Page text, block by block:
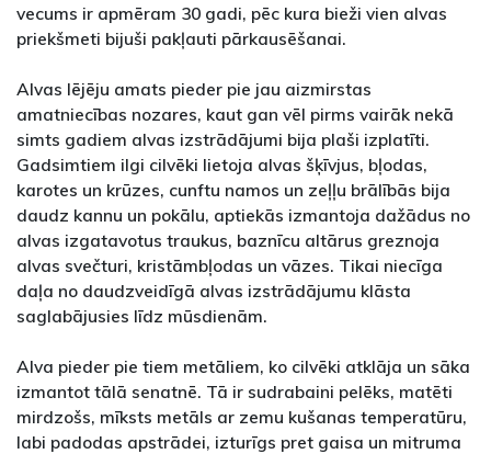
vecums ir apmēram 30 gadi, pēc kura bieži vien alvas
priekšmeti bijuši pakļauti pārkausēšanai.
Alvas lējēju amats pieder pie jau aizmirstas
amatniecības nozares, kaut gan vēl pirms vairāk nekā
simts gadiem alvas izstrādājumi bija plaši izplatīti.
Gadsimtiem ilgi cilvēki lietoja alvas šķīvjus, bļodas,
karotes un krūzes, cunftu namos un zeļļu brālībās bija
daudz kannu un pokālu, aptiekās izmantoja dažādus no
alvas izgatavotus traukus, baznīcu altārus greznoja
alvas svečturi, kristāmbļodas un vāzes. Tikai niecīga
daļa no daudzveidīgā alvas izstrādājumu klāsta
saglabājusies līdz mūsdienām.
Alva pieder pie tiem metāliem, ko cilvēki atklāja un sāka
izmantot tālā senatnē. Tā ir sudrabaini pelēks, matēti
mirdzošs, mīksts metāls ar zemu kušanas temperatūru,
labi padodas apstrādei, izturīgs pret gaisa un mitruma